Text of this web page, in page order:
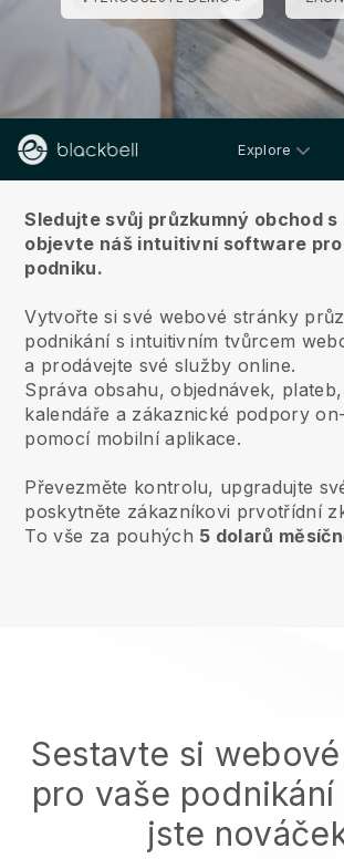
Explore
Sledujte svůj průzkumný obchod s
objevte náš intuitivní software
podniku.
Vytvořte si své webové stránky
podnikání s intuitivním tvůrcem
a prodávejte své služby online.
Správa obsahu, objednávek,
kalendáře a zákaznické podpory
pomocí mobilní aplikace.
Převezměte kontrolu, upgradujte
poskytněte zákazníkovi prvotřídní
To vše za pouhých 5 dolarů
Sestavte si
pro vaše
jste